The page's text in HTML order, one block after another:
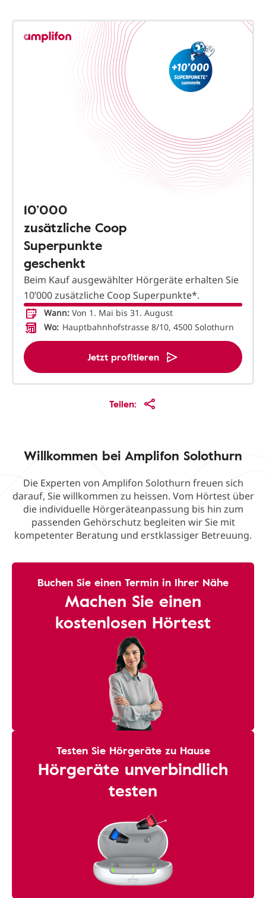
10’000
zusätzliche Coop
Superpunkte
geschenkt
Beim Kauf ausgewählter Hörgeräte erhalten Sie
10’000 zusätzliche Coop Superpunkte*.
Wann: Von 1. Mai bis 31. August
Wo: Hauptbahnhofstrasse 8/10, 4500 Solothurn
Jetzt profitieren
Teilen:
Willkommen bei Amplifon Solothurn
Die Experten von Amplifon Solothurn freuen sich
darauf, Sie willkommen zu heissen. Vom Hörtest über
die individuelle Hörgeräteanpassung bis hin zum
passenden Gehörschutz begleiten wir Sie mit
kompetenter Beratung und erstklassiger Betreuung.
Buchen Sie einen Termin in Ihrer Nähe
Machen Sie einen
kostenlosen Hörtest
Testen Sie Hörgeräte zu Hause
Hörgeräte unverbindlich
testen